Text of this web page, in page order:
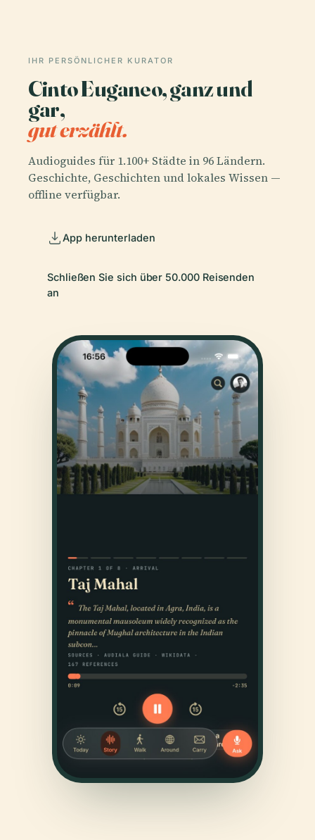
IHR PERSÖNLICHER KURATOR
Cinto Euganeo, ganz und
gar,
gut erzählt.
Audioguides für 1.100+ Städte in 96 Ländern.
Geschichte, Geschichten und lokales Wissen —
offline verfügbar.
App herunterladen
Schließen Sie sich über 50.000 Reisenden
an